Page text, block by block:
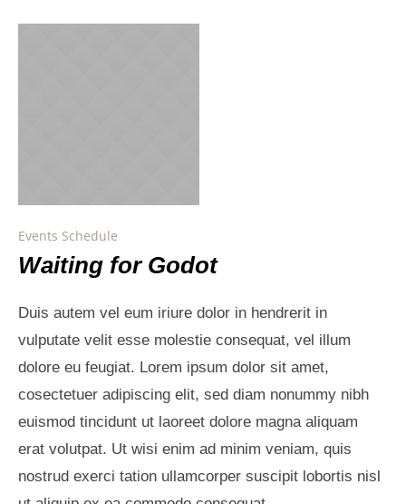
Events Schedule
Waiting for Godot
Duis autem vel eum iriure dolor in hendrerit in
vulputate velit esse molestie consequat, vel illum
dolore eu feugiat. Lorem ipsum dolor sit amet,
cosectetuer adipiscing elit, sed diam nonummy nibh
euismod tincidunt ut laoreet dolore magna aliquam
erat volutpat. Ut wisi enim ad minim veniam, quis
nostrud exerci tation ullamcorper suscipit lobortis nisl